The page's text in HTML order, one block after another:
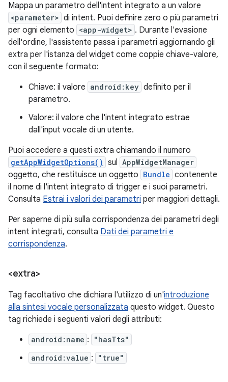
Mappa un parametro dell'intent integrato a un valore
<parameter> di intent. Puoi definire zero o più parametri
per ogni elemento <app-widget> . Durante l'evasione
dell'ordine, l'assistente passa i parametri aggiornando gli
extra per l'istanza del widget come coppie chiave-valore,
con il seguente formato:
Chiave: il valore android:key definito per il
parametro.
Valore: il valore che l'intent integrato estrae
dall'input vocale di un utente.
Puoi accedere a questi extra chiamando il numero
getAppWidgetOptions() sul AppWidgetManager
oggetto, che restituisce un oggetto Bundle contenente
il nome di l'intent integrato di trigger e i suoi parametri.
Consulta Estrai i valori dei parametri per maggiori dettagli.
Per saperne di più sulla corrispondenza dei parametri degli
intent integrati, consulta Dati dei parametri e
corrispondenza.
<extra>
Tag facoltativo che dichiara l'utilizzo di un'introduzione
alla sintesi vocale personalizzata questo widget. Questo
tag richiede i seguenti valori degli attributi:
android:name :
"hasTts"
android:value : "true"